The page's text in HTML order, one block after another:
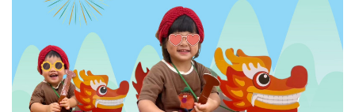
私、更有溫度的照護環境💪本次活動免費、開放報名，歡迎
關注健康平權的你，一起來參與交流！📍時間：2025年6月
12日（四）09:00–12:30（東京時間）📍地點：東京 Plaza
Heisei／…